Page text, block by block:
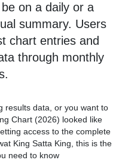
on a daily or a
summary. Users
chart entries and
through monthly
results data, or you want to
Chart (2026) looked like
access to the complete
King Satta King, this is the
need to know